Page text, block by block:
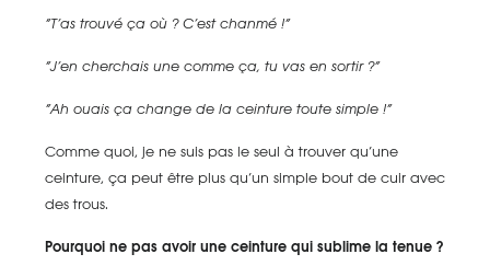
“T’as trouvé ça où ? C’est chanmé !”
“J’en cherchais une comme ça, tu vas en sortir ?”
“Ah ouais ça change de la ceinture toute simple !”
Comme quoi, je ne suis pas le seul à trouver qu’une
ceinture, ça peut être plus qu’un simple bout de cuir avec
des trous.
Pourquoi ne pas avoir une ceinture qui sublime la tenue ?